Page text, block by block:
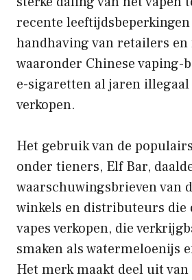
recente
handhaving van retailers
waaronder Chinese vaping-
e-sigaretten al jaren illegaal
verkopen.
Het gebruik van de
onder tieners, Elf Bar,
waarschuwingsbrieven van
winkels en distributeurs die
vapes verkopen, die
smaken als watermeloenijs
Het merk maakt deel uit